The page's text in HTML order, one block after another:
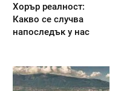
Хорър реалност:
Какво се случва
напоследък у нас